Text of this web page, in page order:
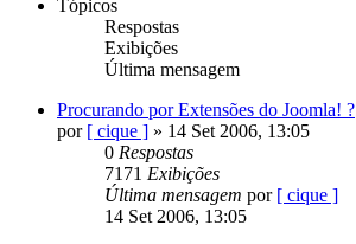
Tópicos
Respostas
Exibições
Última mensagem
Procurando por Extensões do Joomla! ?
por [ cique ] » 14 Set 2006, 13:05
0 Respostas
7171 Exibições
Última mensagem por [ cique ]
14 Set 2006, 13:05